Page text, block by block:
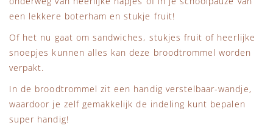
Play Up
Sproet & Sprout
Tiny Cottons
een lekkere boterham en stukje fruit!
Of het nu gaat om sandwiches, stukjes fruit of heerlijke
snoepjes kunnen alles kan deze broodtrommel worden
verpakt.
In de broodtrommel zit een handig verstelbaar-wandje,
waardoor je zelf gemakkelijk de indeling kunt bepalen
super handig!